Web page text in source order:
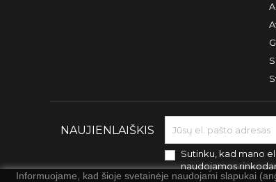
Informuojame, kad šioje svetainėje naudojami slapukai
NAUJIENLAIŠKIS
Sutinku, kad mano
naudojamos